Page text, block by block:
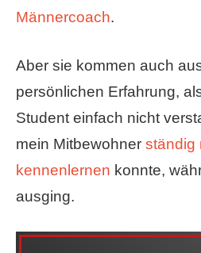
Männercoach.
Aber sie kommen auch
persönlichen Erfahrung,
Student einfach nicht
mein Mitbewohner ständig
kennenlernen konnte,
ausging.